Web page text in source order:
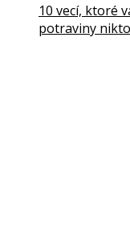
10 vecí, ktoré
potraviny